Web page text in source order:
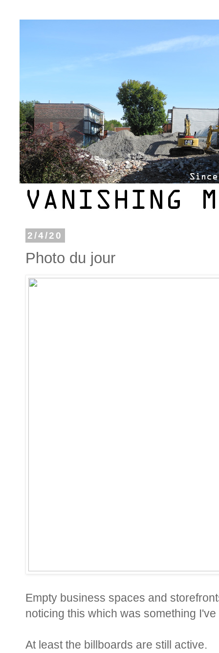
2/4/20
Photo du jour
Empty business spaces and
noticing this which was something
At least the billboards are still active.